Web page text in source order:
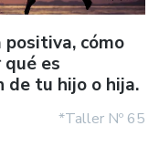
positiva, cómo
es
de tu hijo o hija.
*Taller Nº 65